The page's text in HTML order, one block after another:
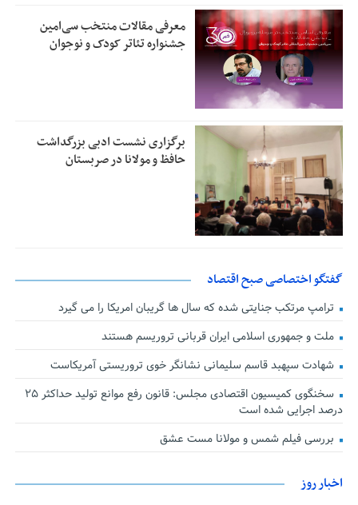
معرفی مقالات منتخب سی‌امین
جشنواره تئاتر کودک و نوجوان
برگزاری نشست ادبی بزرگداشت
حافظ و مولانا در صربستان
گفتگو اختصاصی صبح اقتصاد
ترامپ مرتکب جنایتی شده که سال ها گریبان امریکا را می گیرد
ملت و جمهوری اسلامی ایران قربانی تروریسم هستند
شهادت سپهبد قاسم سلیمانی نشانگر خوی تروریستی آمریکاست
سخنگوی کمیسیون اقتصادی مجلس: قانون رفع موانع تولید حداکثر ۲۵
درصد اجرایی شده است
بررسی فیلم شمس و مولانا مست عشق
اخبار روز